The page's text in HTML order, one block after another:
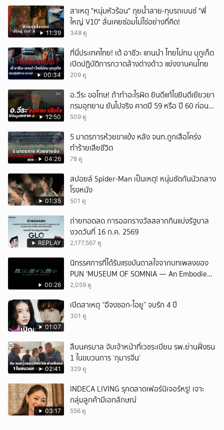
11:39
สาเหตุ "หนุ่มหัวร้อน" ถุยน้ำลาย-ทุบรถเบนซ์ "พี่
ใหญ่ V10" ลั่นเคยซ่อมไม่ใช่อย่างที่คิด!
348 ดู
00:34
ที่นี่ประเทศไทย! เต้ อาชีวะ แกนนำ ไทยไม่ทน บุภูเก็ต
เปิดปฏิบัติการกวาดล้างต่างด้าว แย่งงานคนไทย
209 ดู
12:50
อ.วีระ ขอโทษ! ถ้าทำอะไรผิด ยินดีแก้ไขยินดีเยียวยา
กรมอุทยาน ยันไปจริง คาดปี 59 หรือ ปี 60 ก่อน
ปิดให้พัก
509 ดู
04:26
5 มาตรการห้วยขาแข้ง หลัง จนท.ถูกเสือโคร่ง
ทำร้ายเสียชีวิต
78 ดู
01:35
สปอยล์ Spider-Man เป็นเหตุ! หนุ่มซัดกันนัวกลาง
โรงหนัง
501 ดู
REPLAY
ถ่ายทอดสด การออกรางวัลสลากกินแบ่งรัฐบาล
งวดวันที่ 16 ก.ค. 2569
2,177,567 ดู
00:26
นิทรรศการที่ได้รับแรงบันดาลใจจากบทเพลงของ
PUN 'MUSEUM OF SOMNIA — An Embodied
Music Experience'
2,059 ดู
01:07
เปิดสาเหตุ “อีจงซอก-ไอยู” จบรัก 4 ปี
301 ดู
02:41
สืบนครบาล จับเจ้าหน้าที่เวชระเบียน รพ.ย่านฝั่งธน
1 ในขบวนการ ‘กุมารจีน’
329 ดู
03:17
INDECA LIVING รุกตลาดเฟอร์นิเจอร์หรู! เจาะ
กลุ่มลูกค้ามีเอกลักษณ์
556 ดู